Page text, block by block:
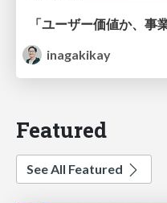
inagakikay
Featured
See All Featured